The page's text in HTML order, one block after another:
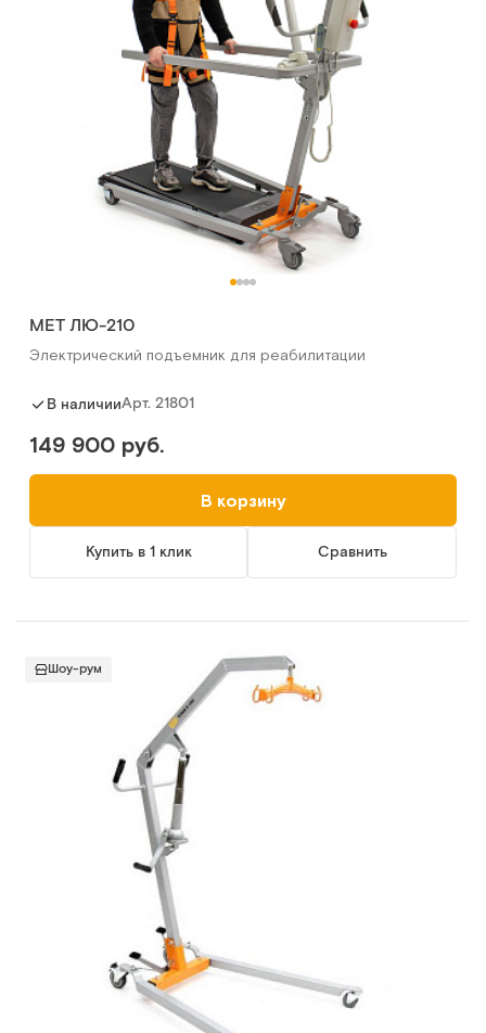
MET ЛЮ-210
Электрический подъемник для реабилитации
В наличииАрт. 21801
149 900 руб.
В корзину
Купить в 1 клик Сравнить
Шоу-рум